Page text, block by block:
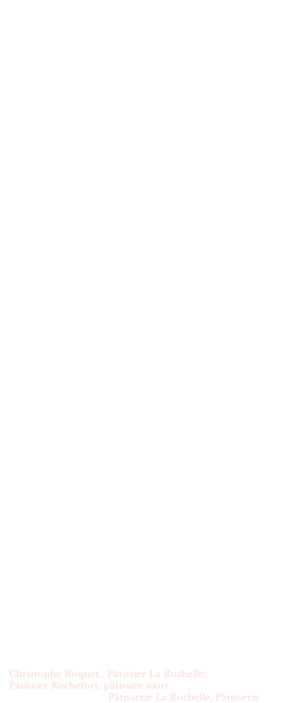
Christophe Roquet , Pâtissier La Rochelle,
Pâtissier Rochefort, pâtissier niort
Pâtisserie La Rochelle, Pâtisserie